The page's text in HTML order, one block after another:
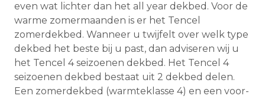
even wat lichter dan het all year dekbed. Voor de
warme zomermaanden is er het Tencel
zomerdekbed. Wanneer u twijfelt over welk type
dekbed het beste bij u past, dan adviseren wij u
het Tencel 4 seizoenen dekbed. Het Tencel 4
seizoenen dekbed bestaat uit 2 dekbed delen.
Een zomerdekbed (warmteklasse 4) en een voor-